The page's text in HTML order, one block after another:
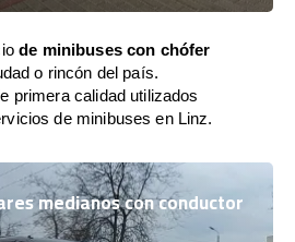
de minibuses con chófer
o rincón del país.
primera calidad utilizados
de minibuses en Linz.
medianos con conductor